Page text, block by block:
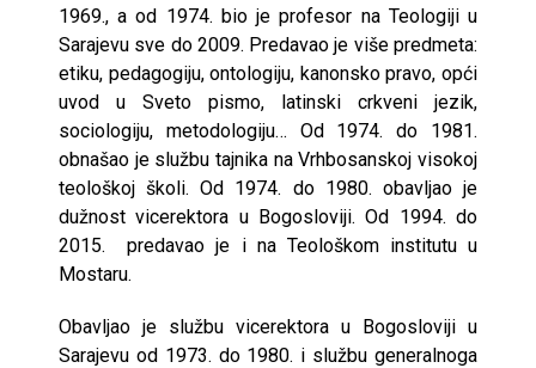
1969., a od 1974. bio je profesor na Teologiji u
Sarajevu sve do 2009. Predavao je više predmeta:
etiku, pedagogiju, ontologiju, kanonsko pravo, opći
uvod u Sveto pismo, latinski crkveni jezik,
sociologiju, metodologiju… Od 1974. do 1981.
obnašao je službu tajnika na Vrhbosanskoj visokoj
teološkoj školi. Od 1974. do 1980. obavljao je
dužnost vicerektora u Bogosloviji. Od 1994. do
2015. predavao je i na Teološkom institutu u
Mostaru.
Obavljao je službu vicerektora u Bogosloviji u
Sarajevu od 1973. do 1980. i službu generalnoga